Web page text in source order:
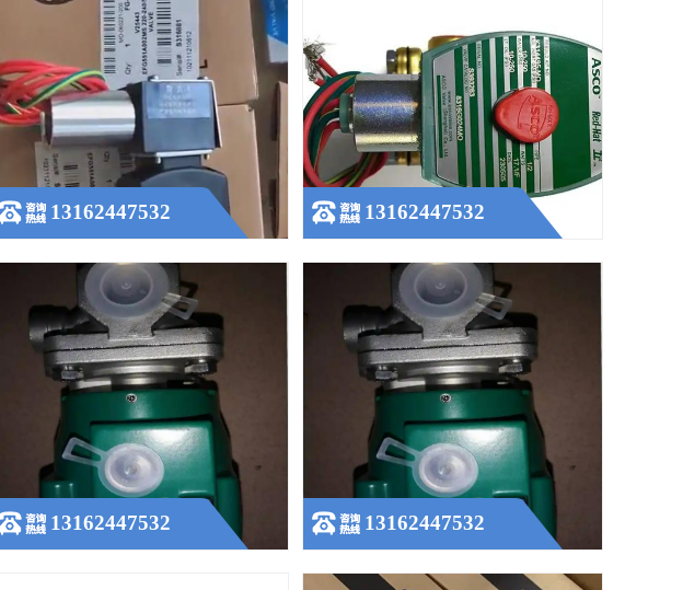
13162447532 13162447532
美国ASCO电磁阀VCEFCMG531B417MO
查看更多
13162447532
ASCO 电磁阀 EF8551G401MO 24V 工业流体
控制阀
查看更多
13162447532
ASCO电磁阀 3寸淹没式脉冲阀SCR353G060
查看更多
ASCO阿斯卡先导远程脉冲除尘电磁阀二通
常闭G353A045 SCG353G
查看更多